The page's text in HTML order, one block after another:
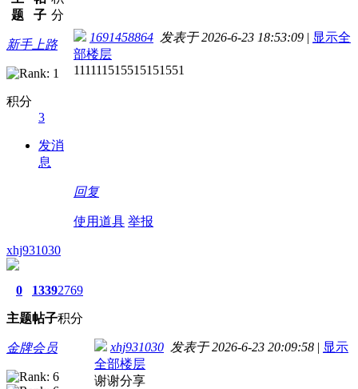
题
子 分
新手上路
积分
3
发消
息
1691458864 发表于 2026-6-23 18:53:09 | 显示全
部楼层
111111515515151551
回复
使用道具 举报
xhj931030
0
主题
1339
帖子
2769
积分
金牌会员 xhj931030 发表于 2026-6-23 20:09:58 | 显示
全部楼层
谢谢分享